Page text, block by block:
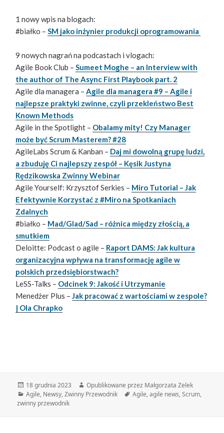
1 nowy wpis na blogach:
#białko – SM jako inżynier produkcji oprogramowania
9 nowych nagrań na podcastach i vlogach:
Agile Book Club – Sumeet Moghe – an Interview with
the author of The Async First Playbook part. 2
Agile dla managera – Agile dla managera #9 – Agile i
najlepsze praktyki zwinne, czyli przekleństwo Best
Known Methods
Agile in the Spotlight – Obalamy mity! Czy Manager
może być Scrum Masterem? #28
AgileLabs Scrum & Kanban – Daj mi dowolną grupę ludzi,
a zbuduję Ci najlepszy zespół – Kęsik Justyna
Rędzikowska Zwinny Webinar
Agile Yourself: Krzysztof Serkies – Miro Tutorial – Jak
Efektywnie Korzystać z #Miro na Spotkaniach
Zdalnych
#białko – Mad/Glad/Sad – różnica między złością, a
smutkiem
Deloitte: Podcast o agile – Raport DAMS: Jak kultura
organizacyjna wpływa na transformację agile w
polskich przedsiębiorstwach?
LeSS-Talks – Odcinek 9: Jakość i Utrzymanie
Menedżer Plus – Jak pracować z wartościami w zespole?
| Ola Chrapko
Data
publikacji
18 grudnia 2023 Autor
Opublikowane przez Małgorzata Zelek
Kategorie
Agile, Newsy,Zwinny Przewodnik Tagi
Agile,agile news,Scrum,
zwinny przewodnik